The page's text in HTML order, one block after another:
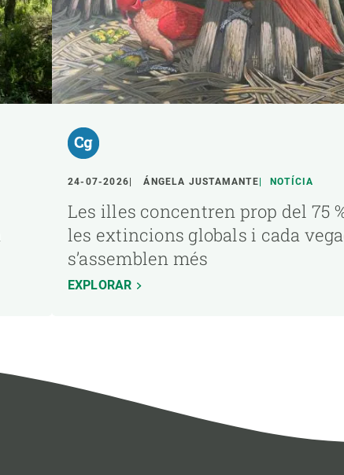
24-07-2026 ÁNGELA JUSTAMANTE NOTÍCIA
Les illes concentren prop del 75
les extincions globals i cada
s’assemblen més
EXPLORAR